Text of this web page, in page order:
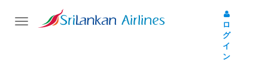
Toggle
ロ
グ
イ
ン